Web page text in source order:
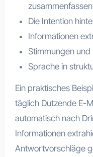
zusammenfassen
Die Intention
Informationen
Stimmungen und
Sprache in
Ein praktisches
täglich Dutzende E-
automatisch nach
Informationen
Antwortvorschläge